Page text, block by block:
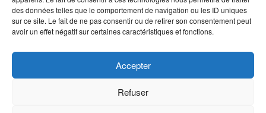
des données telles que le comportement de navigation ou les ID uniques
sur ce site. Le fait de ne pas consentir ou de retirer son consentement peut
avoir un effet négatif sur certaines caractéristiques et fonctions.
Accepter
Refuser